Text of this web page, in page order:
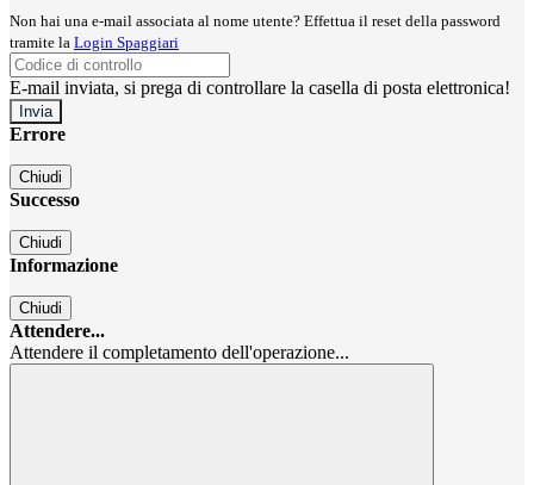
Non hai una e-mail associata al nome utente? Effettua il reset della password
tramite la Login Spaggiari
E-mail inviata, si prega di controllare la casella di posta elettronica!
Errore
Chiudi
Successo
Chiudi
Informazione
Chiudi
Attendere...
Attendere il completamento dell'operazione...